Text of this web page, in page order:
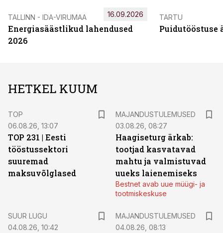
TALLINN - IDA-VIRUMAA
Energiasäästlikud lahendused
2026
16.09.2026 TARTU
Puidutööstuse
HETKEL KUUM
TOP
06.08.26, 13:07
TOP 231 | Eesti
tööstussektori
suuremad
maksuvõlglased
MAJANDUSTULEMUSED
03.08.26, 08:27
Haagiseturg ärkab:
tootjad kasvatavad
mahtu ja valmistuvad
uueks laienemiseks
Bestnet avab uue müügi- ja
tootmiskeskuse
SUUR LUGU
04.08.26, 10:42
MAJANDUSTULEMUSED
04.08.26, 08:13